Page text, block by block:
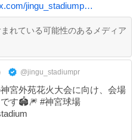
jingu_stadiump…
れている可能性のあるメディア
@jingu_stadiumpr
宮外苑花火大会に向け、会場
#神宮球場